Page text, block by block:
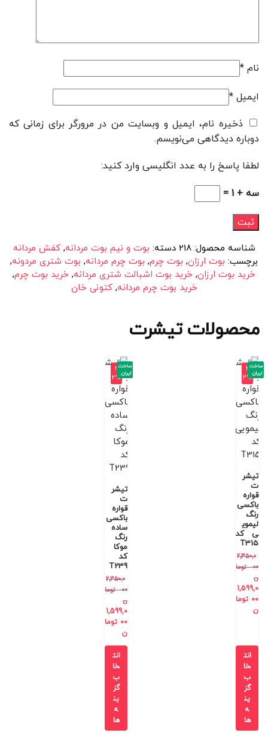
نام *
ایمیل *
ذخیره نام، ایمیل و وبسایت من در مرورگر برای زمانی که
دوباره دیدگاهی می‌نویسم.
لطفا پاسخ را به عدد انگلیسی وارد کنید:
سه + 1 =
شناسه محصول:218 دسته: بوت و نیم بوت مردانه,کفش مردانه
برچسب: بوت ارزان, بوت چرم, بوت چرم مردانه, بوت شتری مردونه,
خرید بوت ارزان, خرید بوت اشبالت شتری مردانه, خرید بوت چرم,
خرید بوت چرم مردانه,کتونی خان
محصولات تیشرت
-3
2%
تیشر
ت
قواره
باکسی
رنگ
لیموی
ی کد
T315
2,350,0
00
توما
ن
1,599,0
00 توما
ن
ساخت
ایران
انت
خا
ب
گز
ین
ه
ها
-3
2%
تیشر
ت
قواره
باکسی
ساده
رنگ
موکا
کد
T239
2,350,0
00
توما
ن
1,599,0
00 توما
ن
ساخت
ایران
انت
خا
ب
گز
ین
ه
ها